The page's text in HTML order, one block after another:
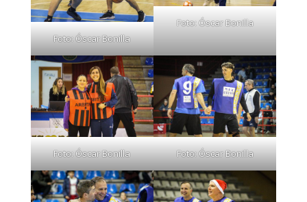
Foto: Óscar Bonilla
Foto: Óscar Bonilla
Foto: Óscar Bonilla Foto: Óscar Bonilla